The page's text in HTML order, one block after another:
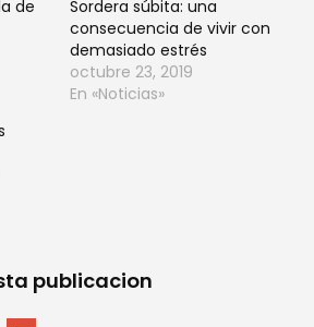
de
Sordera súbita: una
consecuencia de vivir con
demasiado estrés
octubre 23, 2019
En «Noticias»
publicacion